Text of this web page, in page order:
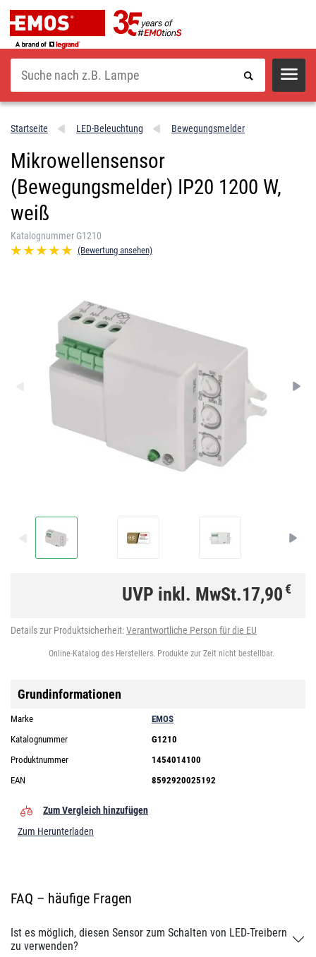
Suche
Startseite LED-Beleuchtung Bewegungsmelder
Mikrowellensensor
(Bewegungsmelder) IP20 1200 W,
weiß
Katalognummer G1210
(Bewertung ansehen)
UVP inkl. MwSt.17,90€
Details zur Produktsicherheit:Verantwortliche Person für die EU
Online-Katalog des Herstellers. Produkte zur Zeit nicht bestellbar.
Grundinformationen
Marke
EMOS
Katalognummer
G1210
Produktnummer
1454014100
EAN
8592920025192
Zum Vergleich hinzufügen
Zum Herunterladen
FAQ – häufige Fragen
Ist es möglich, diesen Sensor zum Schalten von LED-Treibern
zu verwenden?